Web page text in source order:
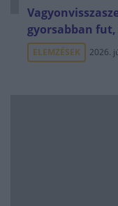
gyorsabban
ELEMZÉSEK 2026.